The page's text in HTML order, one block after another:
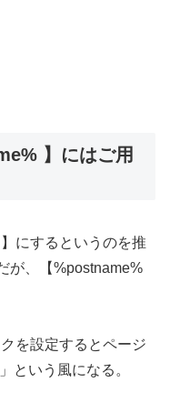
】にはご用
にするというのを推
が、【%postname%
を設定するとページ
という風になる。